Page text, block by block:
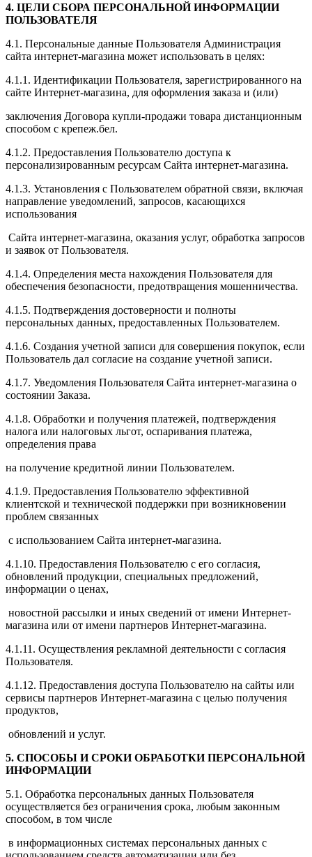
4. ЦЕЛИ СБОРА ПЕРСОНАЛЬНОЙ ИНФОРМАЦИИ
ПОЛЬЗОВАТЕЛЯ
4.1. Персональные данные Пользователя Администрация
сайта интернет-магазина может использовать в целях:
4.1.1. Идентификации Пользователя, зарегистрированного на
сайте Интернет-магазина, для оформления заказа и (или)
заключения Договора купли-продажи товара дистанционным
способом с крепеж.бел.
4.1.2. Предоставления Пользователю доступа к
персонализированным ресурсам Сайта интернет-магазина.
4.1.3. Установления с Пользователем обратной связи, включая
направление уведомлений, запросов, касающихся
использования
Сайта интернет-магазина, оказания услуг, обработка запросов
и заявок от Пользователя.
4.1.4. Определения места нахождения Пользователя для
обеспечения безопасности, предотвращения мошенничества.
4.1.5. Подтверждения достоверности и полноты
персональных данных, предоставленных Пользователем.
4.1.6. Создания учетной записи для совершения покупок, если
Пользователь дал согласие на создание учетной записи.
4.1.7. Уведомления Пользователя Сайта интернет-магазина о
состоянии Заказа.
4.1.8. Обработки и получения платежей, подтверждения
налога или налоговых льгот, оспаривания платежа,
определения права
на получение кредитной линии Пользователем.
4.1.9. Предоставления Пользователю эффективной
клиентской и технической поддержки при возникновении
проблем связанных
с использованием Сайта интернет-магазина.
4.1.10. Предоставления Пользователю с его согласия,
обновлений продукции, специальных предложений,
информации о ценах,
новостной рассылки и иных сведений от имени Интернет-
магазина или от имени партнеров Интернет-магазина.
4.1.11. Осуществления рекламной деятельности с согласия
Пользователя.
4.1.12. Предоставления доступа Пользователю на сайты или
сервисы партнеров Интернет-магазина с целью получения
продуктов,
обновлений и услуг.
5. СПОСОБЫ И СРОКИ ОБРАБОТКИ ПЕРСОНАЛЬНОЙ
ИНФОРМАЦИИ
5.1. Обработка персональных данных Пользователя
осуществляется без ограничения срока, любым законным
способом, в том числе
в информационных системах персональных данных с